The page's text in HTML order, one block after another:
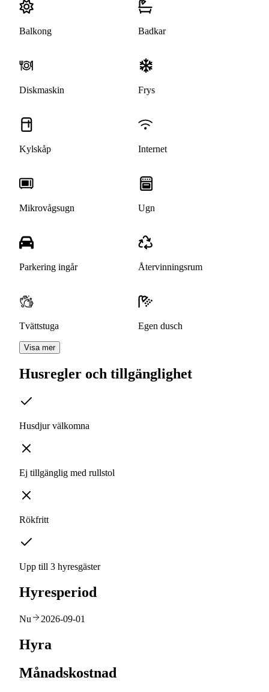
Balkong Badkar
Diskmaskin Frys
Kylskåp Internet
Mikrovågsugn Ugn
Parkering ingår Återvinningsrum
Tvättstuga Egen dusch
Visa mer
Husregler och tillgänglighet
Husdjur välkomna
Ej tillgänglig med rullstol
Rökfritt
Upp till 3 hyresgäster
Hyresperiod
Nu 2026-09-01
Hyra
Månadskostnad